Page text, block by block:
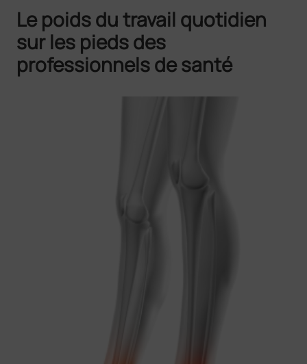
Le poids du travail quotidien
sur les pieds des
professionnels de santé